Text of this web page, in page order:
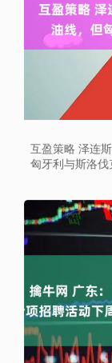
互盈策略 泽连
匈牙利与斯洛